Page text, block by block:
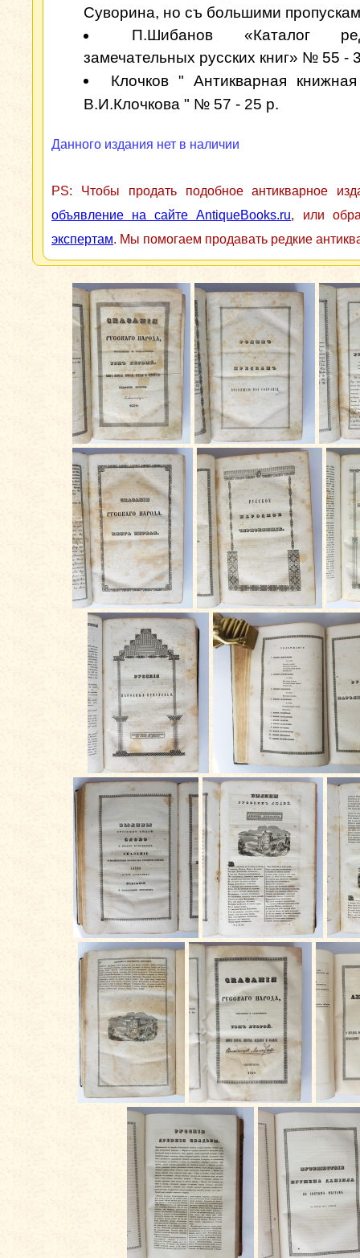
Суворина, но съ большими
П.Шибанов «Каталог
замечательных русских книг» № 55 -
Клочков " Антикварная книжная
В.И.Клочкова " № 57 - 25 р.
Данного издания нет в наличии
PS: Чтобы продать подобное антикварное
объявление на сайте AntiqueBooks.ru, или
экспертам. Мы помогаем продавать редкие